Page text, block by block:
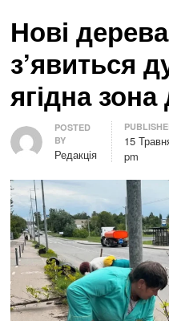
Нові
з’явиться
ягідна
Author
POSTED
BY
Редакція
15
pm